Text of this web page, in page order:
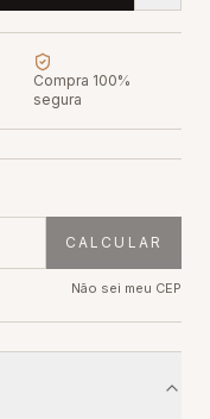
Compra 100%
segura
CALCULAR
Não sei meu CEP